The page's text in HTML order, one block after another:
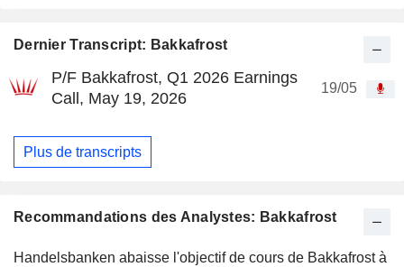
Dernier Transcript: Bakkafrost
P/F Bakkafrost, Q1 2026 Earnings
Call, May 19, 2026
19/05
Plus de transcripts
Recommandations des Analystes: Bakkafrost
Handelsbanken abaisse l'objectif de cours de Bakkafrost à